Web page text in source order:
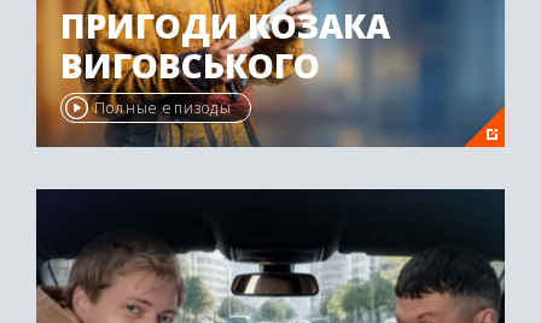
ПРИГОДИ КОЗАКА
ВИГОВСЬКОГО
Полные епизоды